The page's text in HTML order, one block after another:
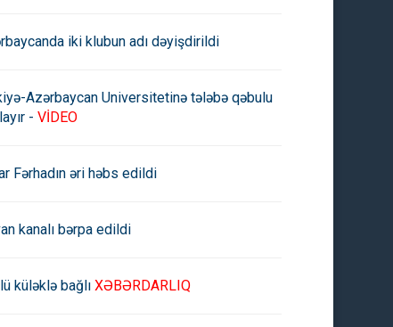
iki klubun adı dəyişdirildi
Azərbaycan Universitetinə tələbə qəbulu
- VİDEO
Fərhadın əri həbs edildi
kanalı bərpa edildi
küləklə bağlı XƏBƏRDARLIQ